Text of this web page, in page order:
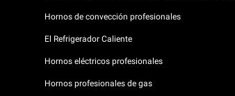
Hornos de convección profesionales
El Refrigerador Caliente
Hornos eléctricos profesionales
Hornos profesionales de gas